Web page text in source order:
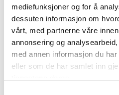
mediefunksjoner og for å
dessuten informasjon om
vårt, med partnerne våre
annonsering og
med annen informasjon du
eller som de har samlet inn
Kjøp
Kjøp & Hent i